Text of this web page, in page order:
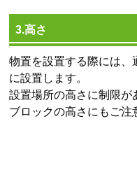
3.高さ
物置を設置する際には
に設置します。
設置場所の高さに制限が
ブロックの高さにもご注